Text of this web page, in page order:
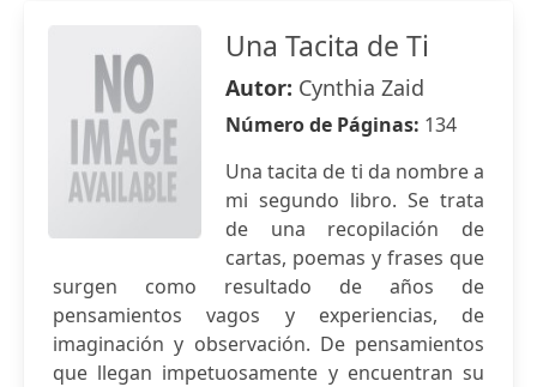
Una Tacita de Ti
Autor: Cynthia Zaid
Número de Páginas: 134
Una tacita de ti da nombre a
mi segundo libro. Se trata
de una recopilación de
cartas, poemas y frases que
surgen como resultado de años de
pensamientos vagos y experiencias, de
imaginación y observación. De pensamientos
que llegan impetuosamente y encuentran su